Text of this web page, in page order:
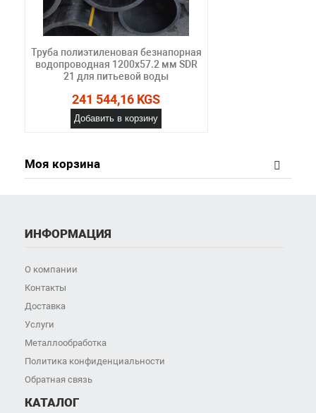
Труба полиэтиленовая безнапорная
водопроводная 1200х57.2 мм SDR
21 для питьевой воды
241 544,16 KGS
Добавить в корзину
Моя корзина
ИНФОРМАЦИЯ
О компании
Контакты
Доставка
Услуги
Металлообработка
Политика конфиденциальности
Обратная связь
КАТАЛОГ